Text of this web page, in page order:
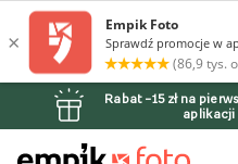
Rabat –15 zł na
aplikacji